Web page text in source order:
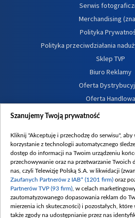
Serwis
Merchandising
Polityka
Polityka przeciwdziałania
Sklep TVP
Biuro Reklamy
Oferta
Oferta Handlowa
Dostępność
Procedura zgłoszeń
Szanujemy Twoją prywatność
Kliknij "Akceptuję i przechodzę do serwisu", aby
korzystanie z technologii automatycznego
dostęp do informacji na Twoim urządzeniu
przechowywanie oraz na przetwarzanie Twoich
nas, czyli Telewizję Polską S.A. w likwidacji
Zaufanych Partnerów z IAB* (1201 firm) oraz
Partnerów TVP (93 firm) , w celach
zautomatyzowanego dopasowania reklam do
mierzenia ich skuteczności) i pozostałych, które
także zgody na udostępnianie przez nas